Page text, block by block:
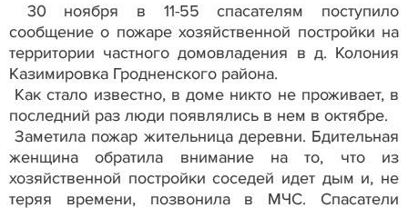
30 ноября в 11-55 спасателям поступило
сообщение о пожаре хозяйственной постройки на
территории частного домовладения в д. Колония
Казимировка Гродненского района.
Как стало известно, в доме никто не проживает, в
последний раз люди появлялись в нем в октябре.
Заметила пожар жительница деревни. Бдительная
женщина обратила внимание на то, что из
хозяйственной постройки соседей идет дым и, не
теряя времени, позвонила в МЧС. Спасатели